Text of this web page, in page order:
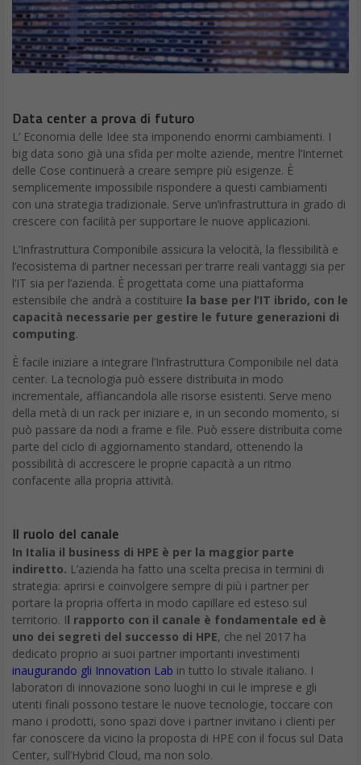
Data center a prova di futuro
L’ Economia delle Idee sta imponendo enormi cambiamenti. I
big data sono già una sfida per molte aziende, mentre l’Internet
delle Cose continuerà a creare sempre più esigenze. È
semplicemente impossibile rispondere a questi cambiamenti
con una strategia tradizionale. Serve un’infrastruttura in grado di
crescere con facilità per supportare le nuove applicazioni.
L’Infrastruttura Componibile assicura la velocità, la flessibilità e
l’ecosistema di partner necessari per trarre reali vantaggi sia per
l’IT sia per l’azienda. È progettata come una piattaforma
estensibile che andrà a costituire la base per l’IT ibrido, con le
capacità necessarie per gestire le future generazioni di
computing.
È facile iniziare a integrare l’Infrastruttura Componibile nel data
center. La tecnologia può essere distribuita in modo
incrementale, affiancandola alle risorse esistenti. Serve meno
della metà di un rack per iniziare e, in un secondo momento, si
può passare da nodi a frame e file. Può essere distribuita come
parte del ciclo di aggiornamento standard, ottenendo la
possibilità di accrescere le proprie capacità a un ritmo
confacente alla propria attività.
Il ruolo del canale
In Italia il business di HPE è per la maggior parte
indiretto. L’azienda ha fatto una scelta precisa in termini di
strategia: aprirsi e coinvolgere sempre di più i partner per
portare la propria offerta in modo capillare ed esteso sul
territorio. Il rapporto con il canale è fondamentale ed è
uno dei segreti del successo di HPE, che nel 2017 ha
dedicato proprio ai suoi partner importanti investimenti
inaugurando gli Innovation Lab in tutto lo stivale italiano. I
laboratori di innovazione sono luoghi in cui le imprese e gli
utenti finali possono testare le nuove tecnologie, toccare con
mano i prodotti, sono spazi dove i partner invitano i clienti per
far conoscere da vicino la proposta di HPE con il focus sul Data
Center, sull’Hybrid Cloud, ma non solo.